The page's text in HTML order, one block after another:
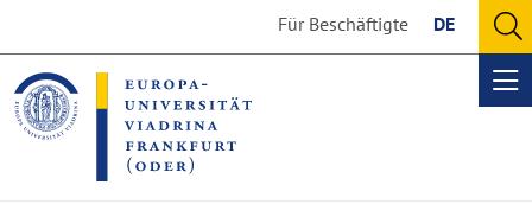
the
content
section
the
footer
section
Für Beschäftigte DE